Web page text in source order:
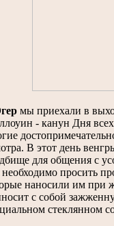
мы приехали в
- канун Дня
В этот день
для общения с
необходимо просить
наносили им при
с собой
стеклянном